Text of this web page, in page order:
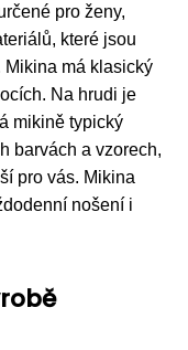
pro ženy,
které jsou
Mikina má klasický
Na hrudi je
mikině typický
barvách a vzorech,
pro vás. Mikina
nošení i